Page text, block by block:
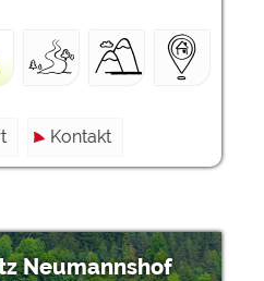
Kontakt
Neumannshof